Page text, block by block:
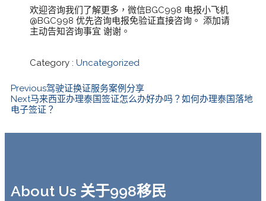
欢迎咨询我们了解更多，微信BGC998 电报小飞机
@BGC998 优先咨询电报免验证直接咨询。 添加请
主动告知咨询事宜 谢谢。
Category : Uncategorized
Previous驾驶证换证服务案例分享
Next马来西亚办理泰国签证怎么办好办吗？如何办理泰国落地
电子签证？
About Us 关于998移民